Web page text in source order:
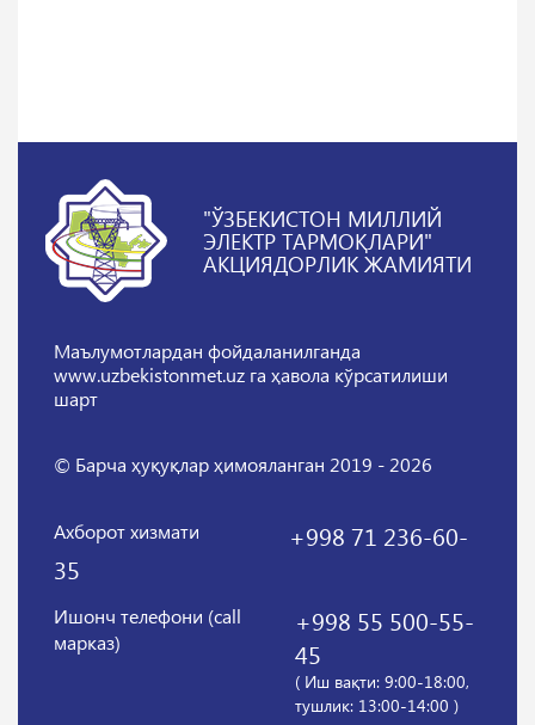
"ЎЗБЕКИСТОН МИЛЛИЙ
ЭЛЕКТР ТАРМОҚЛАРИ"
АКЦИЯДОРЛИК ЖАМИЯТИ
Маълумотлардан фойдаланилганда
www.uzbekistonmet.uz га ҳавола кўрсатилиши
шарт
© Барча ҳуқуқлар ҳимояланган 2019 - 2026
Ахборот хизмати
+998 71 236-60-
35
Ишонч телефони (call
марказ)
+998 55 500-55-
45
( Иш вақти: 9:00-18:00,
тушлик: 13:00-14:00 )